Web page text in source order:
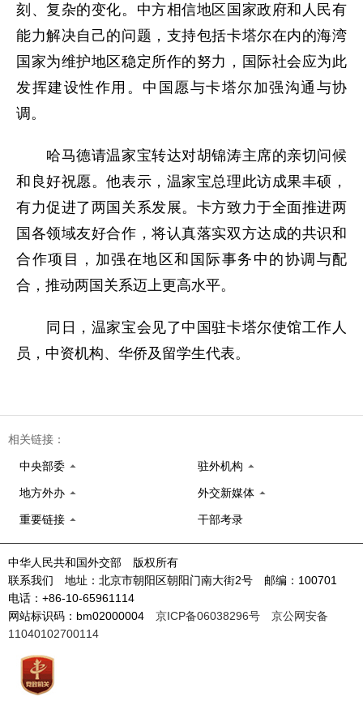
刻、复杂的变化。中方相信地区国家政府和人民有
能力解决自己的问题，支持包括卡塔尔在内的海湾
国家为维护地区稳定所作的努力，国际社会应为此
发挥建设性作用。中国愿与卡塔尔加强沟通与协
调。
哈马德请温家宝转达对胡锦涛主席的亲切问候
和良好祝愿。他表示，温家宝总理此访成果丰硕，
有力促进了两国关系发展。卡方致力于全面推进两
国各领域友好合作，将认真落实双方达成的共识和
合作项目，加强在地区和国际事务中的协调与配
合，推动两国关系迈上更高水平。
同日，温家宝会见了中国驻卡塔尔使馆工作人
员，中资机构、华侨及留学生代表。
相关链接：
中央部委 驻外机构
地方外办 外交新媒体
重要链接 干部考录
中华人民共和国外交部 版权所有
联系我们 地址：北京市朝阳区朝阳门南大街2号 邮编：100701
电话：+86-10-65961114
网站标识码：bm02000004 京ICP备06038296号
京公网安备
11040102700114